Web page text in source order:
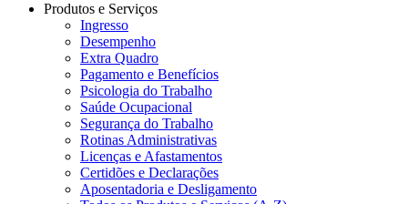
Produtos e Serviços
Ingresso
Desempenho
Extra Quadro
Pagamento e Benefícios
Psicologia do Trabalho
Saúde Ocupacional
Segurança do Trabalho
Rotinas Administrativas
Licenças e Afastamentos
Certidões e Declarações
Aposentadoria e Desligamento